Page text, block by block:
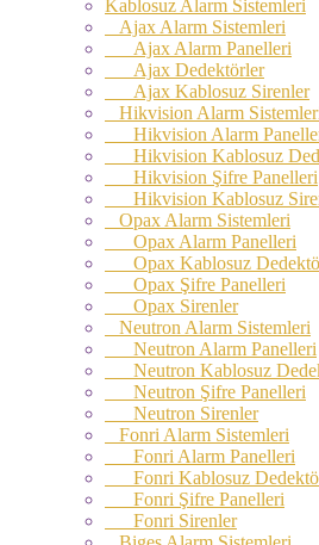
Kablosuz Alarm Sistemleri
Ajax Alarm Sistemleri
Ajax Alarm Panelleri
Ajax Dedektörler
Ajax Kablosuz Sirenler
Hikvision Alarm
Hikvision Alarm
Hikvision Kablosuz
Hikvision Şifre Panelleri
Hikvision Kablosuz
Opax Alarm Sistemleri
Opax Alarm Panelleri
Opax Kablosuz
Opax Şifre Panelleri
Opax Sirenler
Neutron Alarm Sistemleri
Neutron Alarm Panelleri
Neutron Kablosuz
Neutron Şifre Panelleri
Neutron Sirenler
Fonri Alarm Sistemleri
Fonri Alarm Panelleri
Fonri Kablosuz
Fonri Şifre Panelleri
Fonri Sirenler